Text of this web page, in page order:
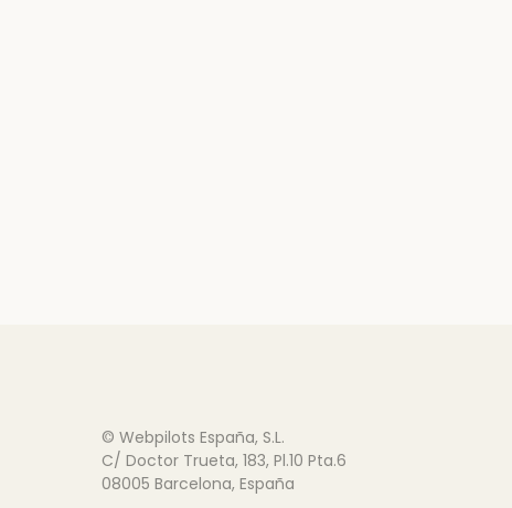
© Webpilots España, S.L.
C/ Doctor Trueta, 183, Pl.10 Pta.6
08005 Barcelona, España